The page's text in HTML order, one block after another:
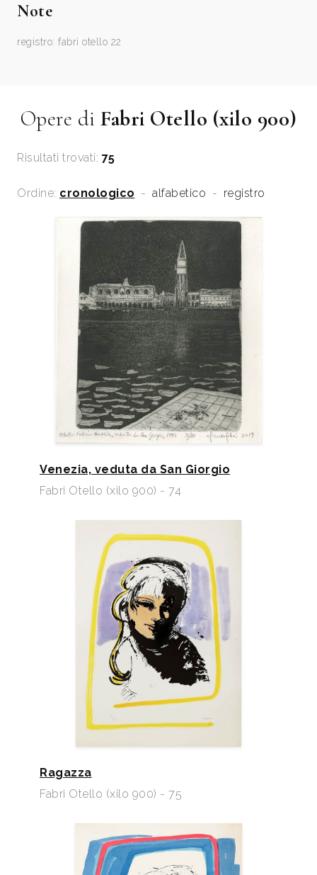
Note
registro: fabri otello 22
Opere di Fabri Otello (xilo 900)
Risultati trovati: 75
Ordine: cronologico - alfabetico - registro
Venezia, veduta da San Giorgio
Fabri Otello (xilo 900) - 74
Ragazza
Fabri Otello (xilo 900) - 75